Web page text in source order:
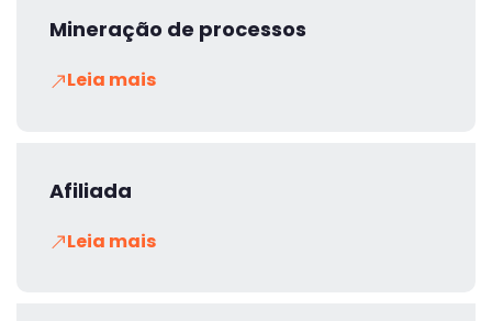
Mineração de processos
Leia mais
Afiliada
Leia mais